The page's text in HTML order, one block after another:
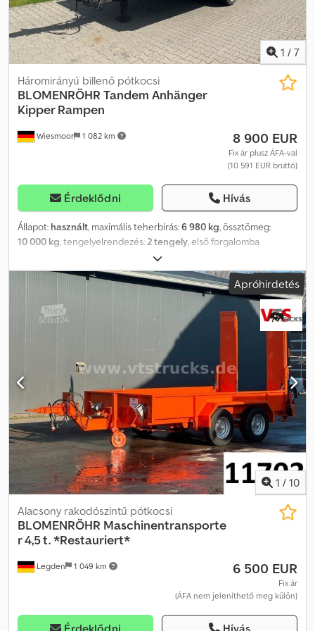
1 / 7
Wiesmoor 1 082 km
Háromirányú billenő pótkocsi
BLOMENRÖHR Tandem Anhänger
Kipper Rampen
8 900 EUR
Fix ár plusz ÁFA-val
(10 591 EUR bruttó)
Érdeklődni Hívás
Állapot: használt, maximális teherbírás:6 980 kg, össztömeg:
10 000 kg, tengelyelrendezés:2 tengely, első forgalomba
, következő vizsga (TÜV):
5 220 mm, rakodótér szélesség:2 380 mm, raktérmagasság:850
2 500 mm, Tandem, kétoldalas, fix rámpás
billenő felépítmény Szélesség: 2500 mm / Rakodási szélesség kb.
2380 mm Rakodási magasság: kb. 850 mm További információk:
Dsdpfx Alozayqnjdowa - Magasságban állítható támasztóláb -
Kettős gumiabroncsok - BPW tengelyek - 400 mm-es oldalfalak,
összecsukhatóak, középen osztottak - Rögzítőpontok a
rakterületen - Csatlakoztatható hátsó fal - Osztott rámpák
Apróhirdetés
1 / 10
Legden 1 049 km
Alacsony rakodószintű pótkocsi
BLOMENRÖHR Maschinentransporte
r 4,5 t. *Restauriert*
6 500 EUR
Fix ár
(ÁFA nem jeleníthető meg külön)
Érdeklődni Hívás